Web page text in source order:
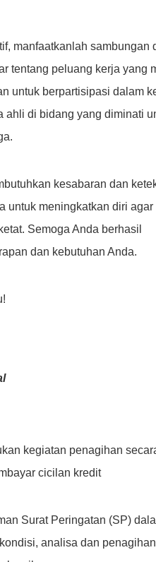
manfaatkanlah sambungan
tentang peluang kerja yang
untuk berpartisipasi dalam
ahli di bidang yang diminati
kesabaran dan
untuk meningkatkan diri agar
Semoga Anda berhasil
dan kebutuhan Anda.
kegiatan penagihan
cicilan kredit
Surat Peringatan (SP)
analisa dan penagihan